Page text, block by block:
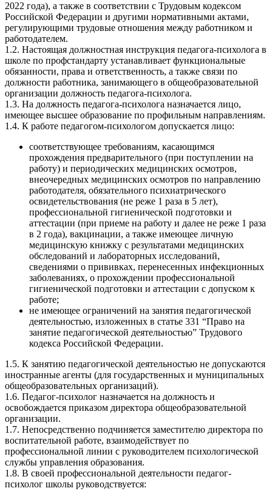
2022 года), а также в соответствии с Трудовым кодексом
Российской Федерации и другими нормативными актами,
регулирующими трудовые отношения между работником и
работодателем.
1.2. Настоящая должностная инструкция педагога-психолога в
школе по профстандарту устанавливает функциональные
обязанности, права и ответственность, а также связи по
должности работника, занимающего в общеобразовательной
организации должность педагога-психолога.
1.3. На должность педагога-психолога назначается лицо,
имеющее высшее образование по профильным направлениям.
1.4. К работе педагогом-психологом допускается лицо:
соответствующее требованиям, касающимся
прохождения предварительного (при поступлении на
работу) и периодических медицинских осмотров,
внеочередных медицинских осмотров по направлению
работодателя, обязательного психиатрического
освидетельствования (не реже 1 раза в 5 лет),
профессиональной гигиенической подготовки и
аттестации (при приеме на работу и далее не реже 1 раза
в 2 года), вакцинации, а также имеющее личную
медицинскую книжку с результатами медицинских
обследований и лабораторных исследований,
сведениями о прививках, перенесенных инфекционных
заболеваниях, о прохождении профессиональной
гигиенической подготовки и аттестации с допуском к
работе;
не имеющее ограничений на занятия педагогической
деятельностью, изложенных в статье 331 “Право на
занятие педагогической деятельностью” Трудового
кодекса Российской Федерации.
1.5. К занятию педагогической деятельностью не допускаются
иностранные агенты (для государственных и муниципальных
общеобразовательных организаций).
1.6. Педагог-психолог назначается на должность и
освобождается приказом директора общеобразовательной
организации.
1.7. Непосредственно подчиняется заместителю директора по
воспитательной работе, взаимодействует по
профессиональной линии с руководителем психологической
службы управления образования.
1.8. В своей профессиональной деятельности педагог-
психолог школы руководствуется: